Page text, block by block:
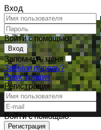
Вход
Войти с помощью:
Запомнить меня
Забыли пароль?
Регистрация
Регистрация
Войти с помощью: